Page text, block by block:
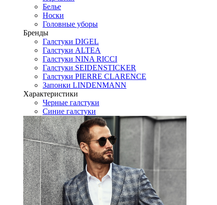
Белье
Носки
Головные уборы
Бренды
Галстуки DIGEL
Галстуки ALTEA
Галстуки NINA RICCI
Галстуки SEIDENSTICKER
Галстуки PIERRE CLARENCE
Запонки LINDENMANN
Характеристики
Черные галстуки
Синие галстуки